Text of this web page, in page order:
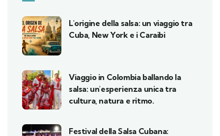
L'origine della salsa: un viaggio tra
Cuba, New York e i Caraibi
Viaggio in Colombia ballando la
salsa: un'esperienza unica tra
cultura, natura e ritmo.
Festival della Salsa Cubana: